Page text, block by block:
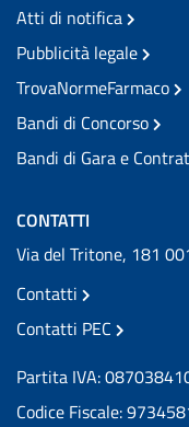
Atti di notifica
Pubblicità legale
TrovaNormeFarmaco
Bandi di Concorso
Bandi di Gara e
CONTATTI
Via del Tritone, 181
Contatti
Contatti PEC
Partita IVA:
Codice Fiscale: